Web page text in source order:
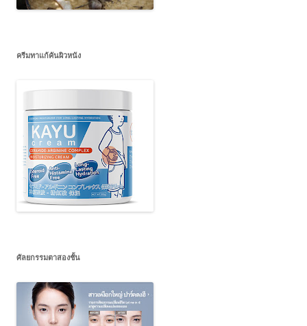
ครีมทาแก้คันผิวหนัง
ศัลยกรรมตาสองชั้น